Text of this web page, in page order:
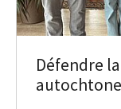
Défendre